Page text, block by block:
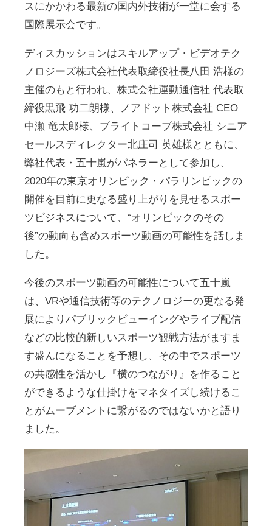
スにかかわる最新の国内外技術が一堂に会する
国際展示会です。
ディスカッションはスキルアップ・ビデオテク
ノロジーズ株式会社代表取締役社長八田 浩様の
主催のもと行われ、株式会社運動通信社 代表取
締役黒飛 功二朗様、ノアドット株式会社 CEO
中瀬 竜太郎様、ブライトコーブ株式会社 シニア
セールスディレクター北庄司 英雄様とともに、
弊社代表・五十嵐がパネラーとして参加し、
2020年の東京オリンピック・パラリンピックの
開催を目前に更なる盛り上がりを見せるスポー
ツビジネスについて、“オリンピックのその
後”の動向も含めスポーツ動画の可能性を話しま
した。
今後のスポーツ動画の可能性について五十嵐
は、VRや通信技術等のテクノロジーの更なる発
展によりパブリックビューイングやライブ配信
などの比較的新しいスポーツ観戦方法がますま
す盛んになることを予想し、その中でスポーツ
の共感性を活かし『横のつながり』を作ること
ができるような仕掛けをマネタイズし続けるこ
とがムーブメントに繋がるのではないかと語り
ました。